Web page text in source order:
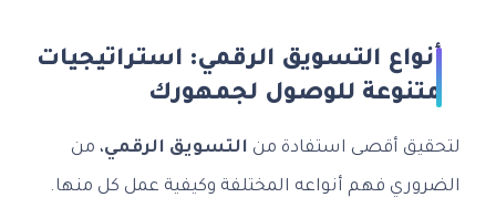
أنواع التسويق الرقمي: استراتيجيات
متنوعة للوصول لجمهورك
لتحقيق أقصى استفادة من التسويق الرقمي، من
الضروري فهم أنواعه المختلفة وكيفية عمل كل منها.